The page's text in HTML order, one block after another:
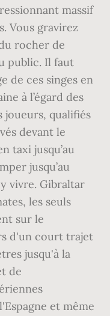
massif
Vous gravirez
rocher de
public. Il faut
de ces singes en
à l’égard des
joueurs, qualifiés
devant le
taxi jusqu’au
jusqu’au
vivre. Gibraltar
les seuls
sur le
d'un court trajet
jusqu'à la
de
et même